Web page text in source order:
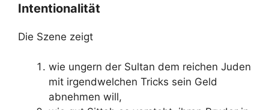
Intentionalität
Die Szene zeigt
wie ungern der Sultan dem reichen Juden
mit irgendwelchen Tricks sein Geld
abnehmen will,